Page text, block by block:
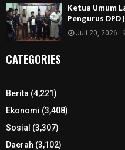
Ketua Umum
Pengurus
Juli 20, 2026
CATEGORIES
Berita (4,221)
Ekonomi (3,408)
Sosial (3,307)
Daerah (3,102)